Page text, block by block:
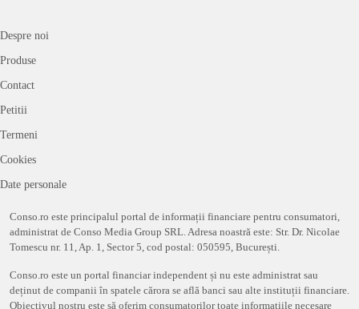
Despre noi
Produse
Contact
Petitii
Termeni
Cookies
Date personale
Conso.ro este principalul portal de informații financiare pentru consumatori,
administrat de Conso Media Group SRL. Adresa noastră este: Str. Dr. Nicolae
Tomescu nr. 11, Ap. 1, Sector 5, cod postal: 050595, București.
Conso.ro este un portal financiar independent și nu este administrat sau
deținut de companii în spatele cărora se află banci sau alte instituții financiare.
Obiectivul nostru este să oferim consumatorilor toate informațiile necesare